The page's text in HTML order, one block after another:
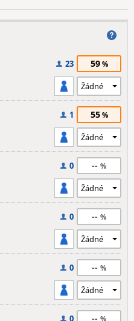
23 59
1 55
0 --
0 --
0 --
0 --